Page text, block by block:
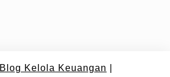
Blog Kelola Keuangan